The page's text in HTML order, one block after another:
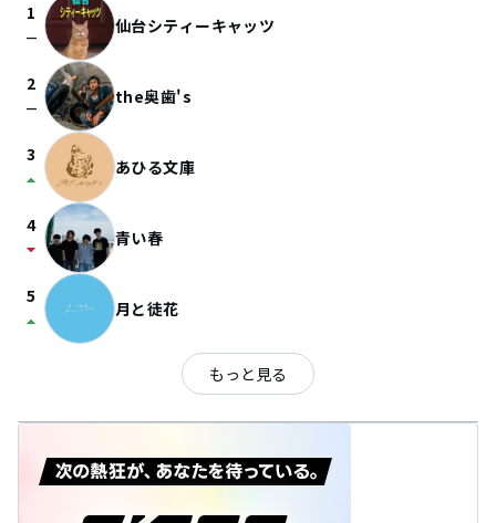
1
check_indeterminate_small 仙台シティーキャッツ
2
check_indeterminate_small the奥歯's
3
arrow_drop_up あひる文庫
4
arrow_drop_down 青い春
5
arrow_drop_up 月と徒花
もっと見る